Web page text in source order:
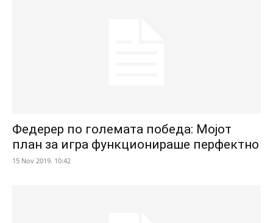
Федерер по големата победа: Мојот
план за игра функционираше перфектно
15 Nov 2019. 10:42